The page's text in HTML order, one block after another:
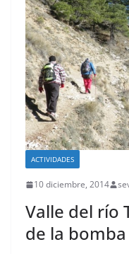
ACTIVIDADES
10 diciembre, 2014
Valle del río
de la